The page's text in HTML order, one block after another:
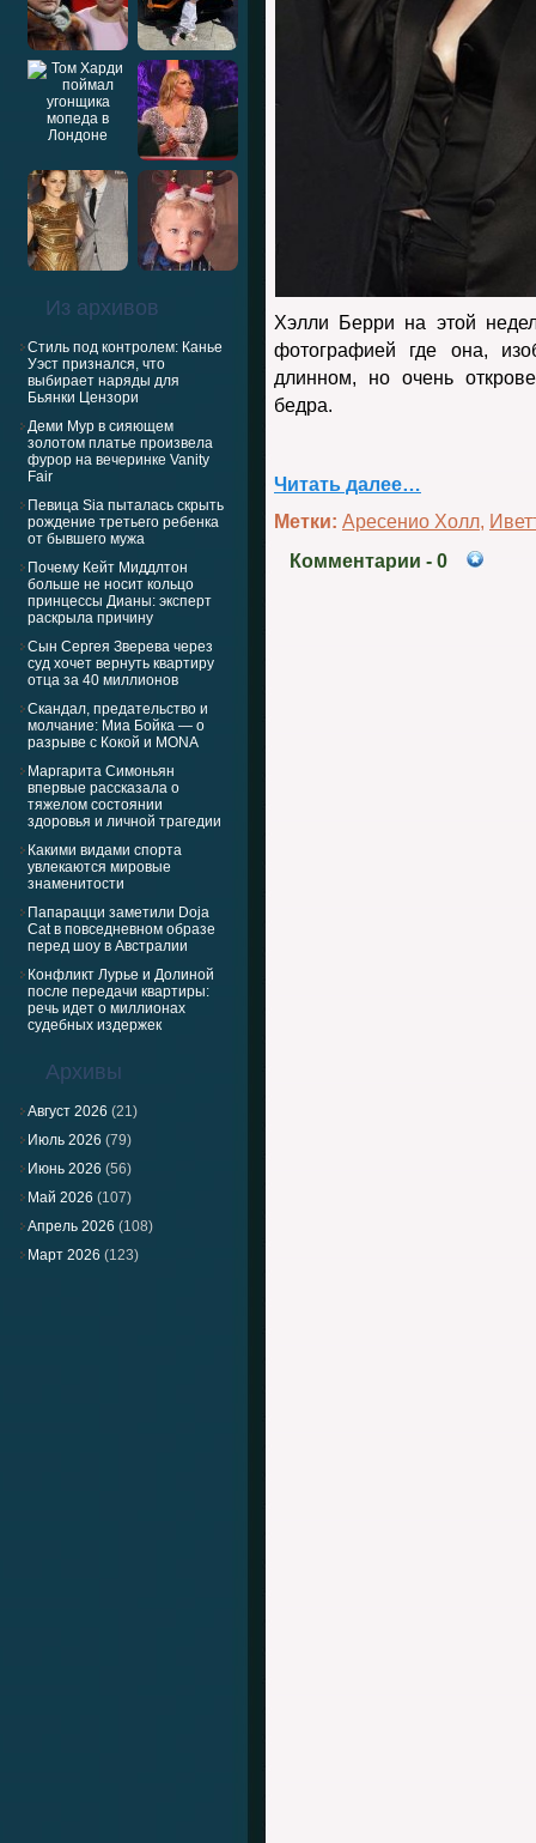
Из архивов
Стиль под контролем: Канье
Уэст признался, что
выбирает наряды для
Бьянки Цензори
Деми Мур в сияющем
золотом платье произвела
фурор на вечеринке Vanity
Fair
Певица Sia пыталась скрыть
рождение третьего ребенка
от бывшего мужа
Почему Кейт Миддлтон
больше не носит кольцо
принцессы Дианы: эксперт
раскрыла причину
Сын Сергея Зверева через
суд хочет вернуть квартиру
отца за 40 миллионов
Скандал, предательство и
молчание: Миа Бойка — о
разрыве с Кокой и MONA
Маргарита Симоньян
впервые рассказала о
тяжелом состоянии
здоровья и личной трагедии
Какими видами спорта
увлекаются мировые
знаменитости
Папарацци заметили Doja
Cat в повседневном образе
перед шоу в Австралии
Конфликт Лурье и Долиной
после передачи квартиры:
речь идет о миллионах
судебных издержек
Архивы
Август 2026 (21)
Июль 2026 (79)
Июнь 2026 (56)
Май 2026 (107)
Апрель 2026 (108)
Март 2026 (123)
Хэлли Берри на этой
фотографией где она,
длинном, но очень
бедра.
Читать далее…
Метки: Аресенио Холл,
Комментарии - 0